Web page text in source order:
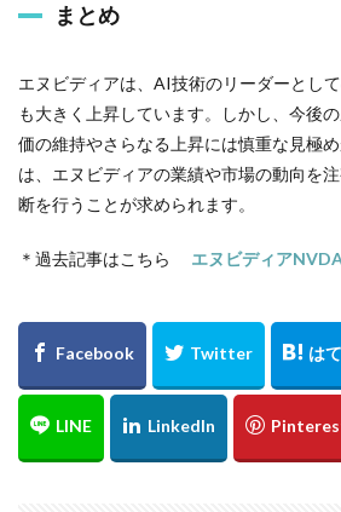
まとめ
エヌビディアは、AI技術のリーダーとし
も大きく上昇しています。しかし、今後
価の維持やさらなる上昇には慎重な見極
は、エヌビディアの業績や市場の動向を
断を行うことが求められます。
＊過去記事はこちら エヌビディア